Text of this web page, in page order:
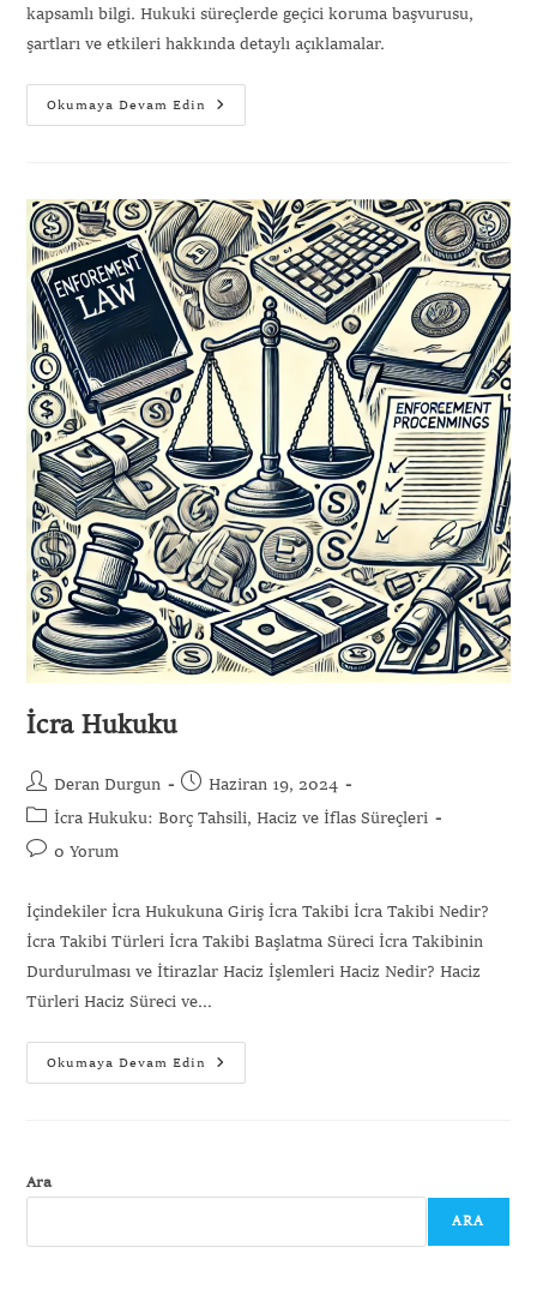
kapsamlı bilgi. Hukuki süreçlerde geçici koruma başvurusu,
şartları ve etkileri hakkında detaylı açıklamalar.
Okumaya Devam Edin
İcra Hukuku
Deran Durgun
Haziran 19, 2024
İcra Hukuku: Borç Tahsili, Haciz ve İflas Süreçleri
0 Yorum
İçindekiler İcra Hukukuna Giriş İcra Takibi İcra Takibi Nedir?
İcra Takibi Türleri İcra Takibi Başlatma Süreci İcra Takibinin
Durdurulması ve İtirazlar Haciz İşlemleri Haciz Nedir? Haciz
Türleri Haciz Süreci ve…
Okumaya Devam Edin
Ara
ARA
Gönder